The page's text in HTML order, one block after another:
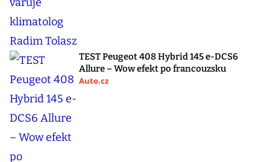
TEST Peugeot 408 Hybrid 145 e-DCS6
Allure – Wow efekt po francouzsku
Auto.cz